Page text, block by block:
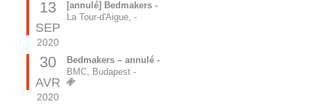
13
SEP
2020
[annulé] Bedmakers -
La Tour-d'Aigue, -
30
AVR
2020
Bedmakers – annulé -
BMC, Budapest -